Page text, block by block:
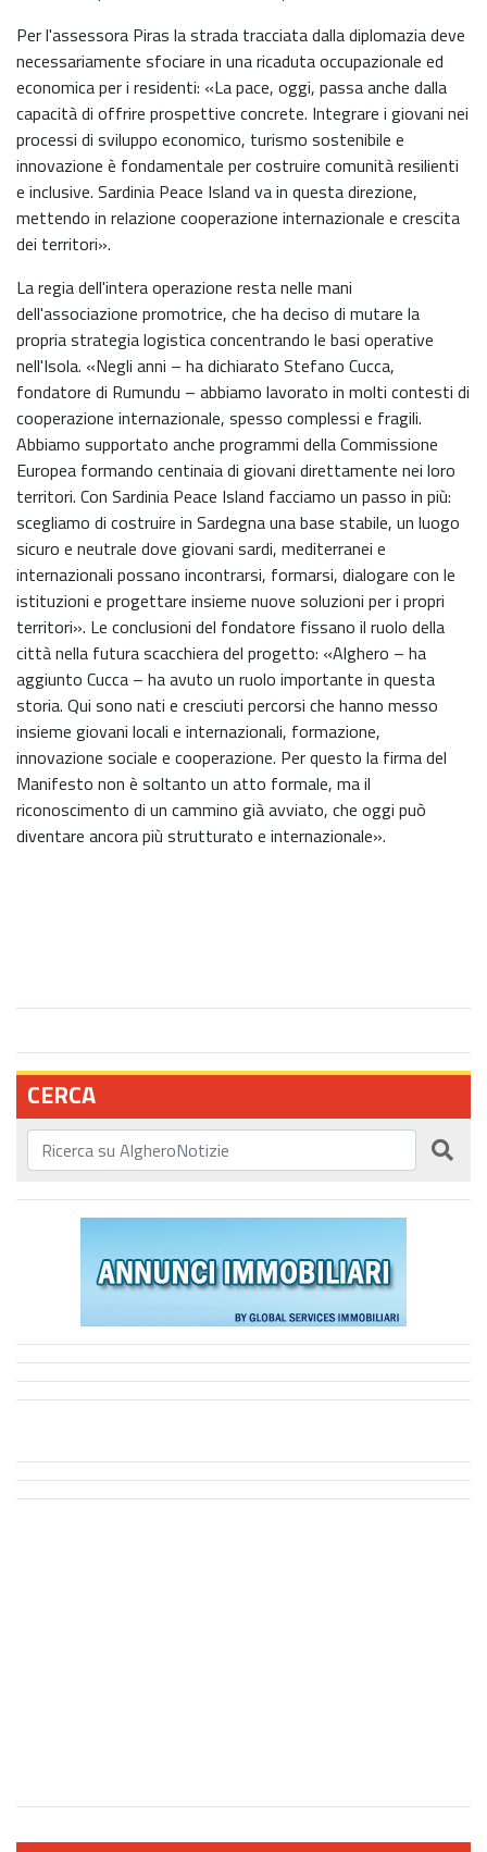
Per l'assessora Piras la strada tracciata dalla diplomazia deve
necessariamente sfociare in una ricaduta occupazionale ed
economica per i residenti: «La pace, oggi, passa anche dalla
capacità di offrire prospettive concrete. Integrare i giovani nei
processi di sviluppo economico, turismo sostenibile e
innovazione è fondamentale per costruire comunità resilienti
e inclusive. Sardinia Peace Island va in questa direzione,
mettendo in relazione cooperazione internazionale e crescita
dei territori».
La regia dell'intera operazione resta nelle mani
dell'associazione promotrice, che ha deciso di mutare la
propria strategia logistica concentrando le basi operative
nell'Isola. «Negli anni – ha dichiarato Stefano Cucca,
fondatore di Rumundu – abbiamo lavorato in molti contesti di
cooperazione internazionale, spesso complessi e fragili.
Abbiamo supportato anche programmi della Commissione
Europea formando centinaia di giovani direttamente nei loro
territori. Con Sardinia Peace Island facciamo un passo in più:
scegliamo di costruire in Sardegna una base stabile, un luogo
sicuro e neutrale dove giovani sardi, mediterranei e
internazionali possano incontrarsi, formarsi, dialogare con le
istituzioni e progettare insieme nuove soluzioni per i propri
territori». Le conclusioni del fondatore fissano il ruolo della
città nella futura scacchiera del progetto: «Alghero – ha
aggiunto Cucca – ha avuto un ruolo importante in questa
storia. Qui sono nati e cresciuti percorsi che hanno messo
insieme giovani locali e internazionali, formazione,
innovazione sociale e cooperazione. Per questo la firma del
Manifesto non è soltanto un atto formale, ma il
riconoscimento di un cammino già avviato, che oggi può
diventare ancora più strutturato e internazionale».
CERCA